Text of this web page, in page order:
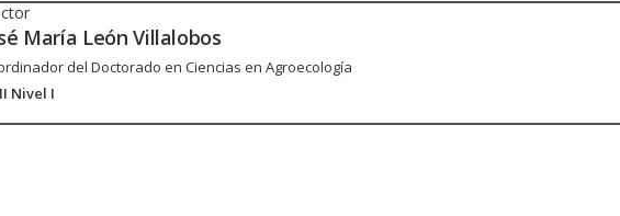
María León Villalobos
del Doctorado en Ciencias en Agroecología
Nivel I